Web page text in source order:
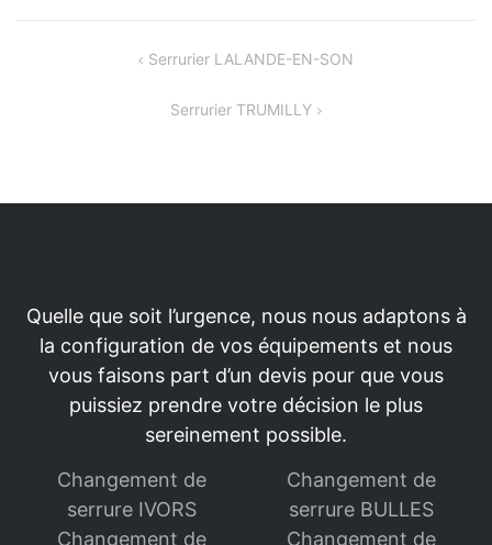
NavigationSerrurier LALANDE-EN-SON
Serrurier TRUMILLY
Quelle que soit l’urgence, nous nous adaptons à
la configuration de vos équipements et nous
vous faisons part d’un devis pour que vous
puissiez prendre votre décision le plus
sereinement possible.
Changement de
serrure IVORS
Changement de
serrure BULLES
Changement de
Changement de